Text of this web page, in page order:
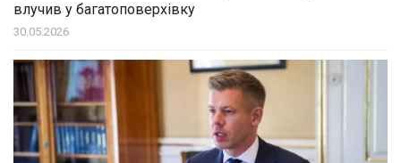
влучив у багатоповерхівку
30.05.2026